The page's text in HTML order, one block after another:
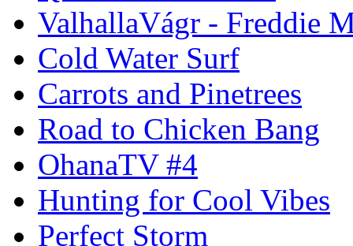
ValhallaVágr - Freddie
Cold Water Surf
Carrots and Pinetrees
Road to Chicken Bang
OhanaTV #4
Hunting for Cool Vibes
Perfect Storm